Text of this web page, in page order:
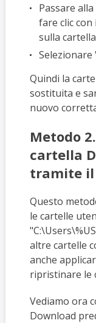
Passare
fare clic
sulla
Selezionare
Quindi la
sostituita e
nuovo
Metodo
cartella
tramite il
Questo
le cartelle
altre cartelle
anche
ripristinare le
Vediamo ora
Download